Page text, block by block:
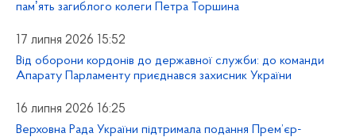
памʼять загиблого колеги Петра Торшина
17 липня 2026 15:52
Від оборони кордонів до державної служби: до команди
Апарату Парламенту приєднався захисник України
16 липня 2026 16:25
Верховна Рада України підтримала подання Прем’єр-